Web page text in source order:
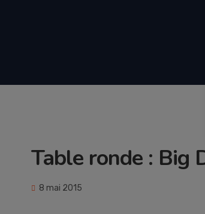
Table ronde : Big
8 mai 2015